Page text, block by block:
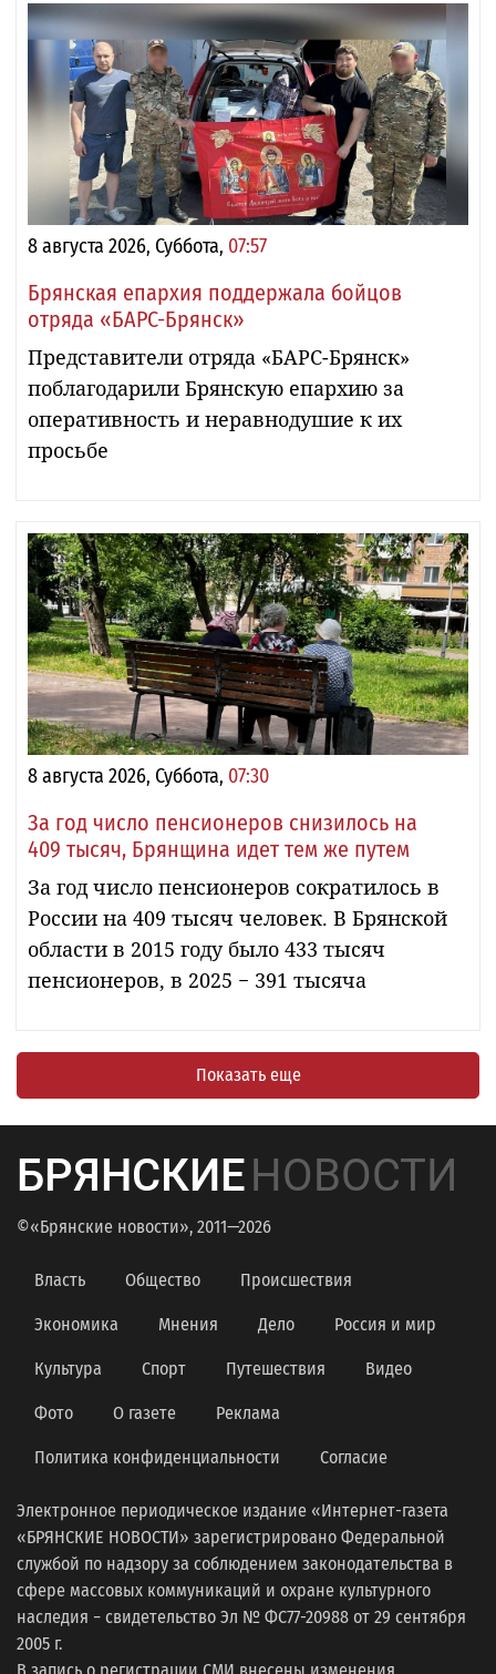
8 августа 2026, Суббота, 07:57
Брянская епархия поддержала бойцов
отряда «БАРС-Брянск»
Представители отряда «БАРС-Брянск»
поблагодарили Брянскую епархию за
оперативность и неравнодушие к их
просьбе
8 августа 2026, Суббота, 07:30
За год число пенсионеров снизилось на
409 тысяч, Брянщина идет тем же путем
За год число пенсионеров сократилось в
России на 409 тысяч человек. В Брянской
области в 2015 году было 433 тысяч
пенсионеров, в 2025 − 391 тысяча
Показать еще
БРЯНСКИЕНОВОСТИ
©«Брянские новости», 2011—2026
Власть Общество Происшествия
Экономика Мнения Дело Россия и мир
Культура Спорт Путешествия Видео
Фото О газете Реклама
Политика конфиденциальности Согласие
Электронное периодическое издание «Интернет-газета
«БРЯНСКИЕ НОВОСТИ» зарегистрировано Федеральной
службой по надзору за соблюдением законодательства в
сфере массовых коммуникаций и охране культурного
наследия − свидетельство Эл № ФС77-20988 от 29 сентября
2005 г.